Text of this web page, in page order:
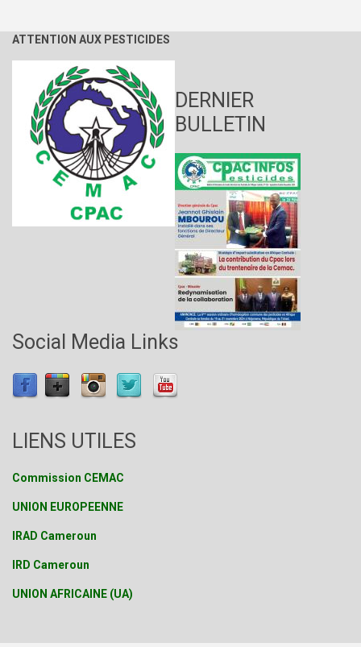
ATTENTION AUX PESTICIDES
DERNIER
BULLETIN
Social Media Links
LIENS UTILES
Commission CEMAC
UNION EUROPEENNE
IRAD Cameroun
IRD Cameroun
UNION AFRICAINE (UA)